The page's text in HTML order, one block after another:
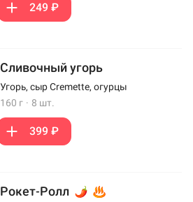
249 ₽
Сливочный угорь
Угорь, сыр Cremette, огурцы
160 г · 8 шт.
399 ₽
Рокет-Ролл